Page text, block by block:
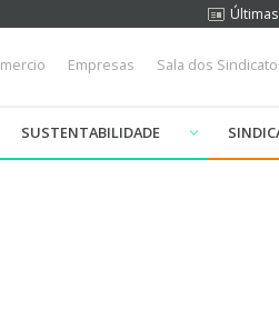
Empresas Sala dos
SUSTENTABILIDADE